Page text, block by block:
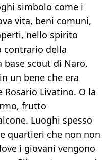
simbolo come i
vita, beni comuni,
nello spirito
contrario della
base scout di Naro,
un bene che era
Livatino. O la
frutto
Luoghi spesso
quartieri che non non
i giovani vengono